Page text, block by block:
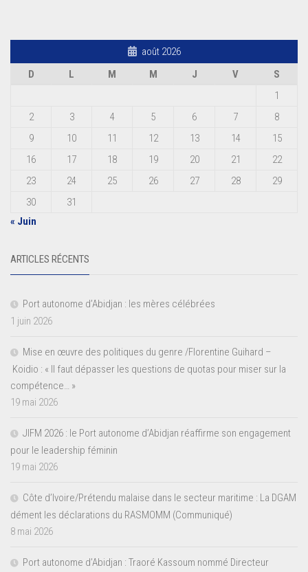
août 2026
D
L M M J V
S
1
2
3 4 5 6 7
8
9
10 11 12 13 14
15
16
17 18 19 20 21
22
23
24 25 26 27 28
29
30
31
« Juin
ARTICLES RÉCENTS
Port autonome d’Abidjan : les mères célébrées
1 juin 2026
Mise en œuvre des politiques du genre /Florentine Guihard –
Koidio : « Il faut dépasser les questions de quotas pour miser sur la
compétence… »
19 mai 2026
JIFM 2026 : le Port autonome d’Abidjan réaffirme son engagement
pour le leadership féminin
19 mai 2026
Côte d’Ivoire/Prétendu malaise dans le secteur maritime : La DGAM
dément les déclarations du RASMOMM (Communiqué)
8 mai 2026
Port autonome d’Abidjan : Traoré Kassoum nommé Directeur